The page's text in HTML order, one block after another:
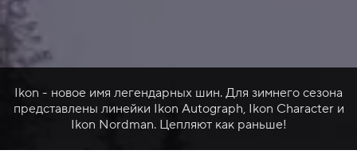
Ikon - новое имя легендарных шин. Для зимнего сезона
представлены линейки Ikon Autograph, Ikon Character и
Ikon Nordman. Цепляют как раньше!